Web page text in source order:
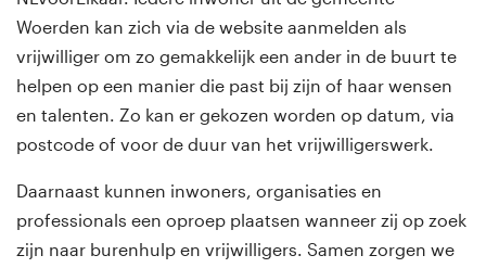
Woerden kan zich via de website aanmelden als
vrijwilliger om zo gemakkelijk een ander in de buurt te
helpen op een manier die past bij zijn of haar wensen
en talenten. Zo kan er gekozen worden op datum, via
postcode of voor de duur van het vrijwilligerswerk.
Daarnaast kunnen inwoners, organisaties en
professionals een oproep plaatsen wanneer zij op zoek
zijn naar burenhulp en vrijwilligers. Samen zorgen we